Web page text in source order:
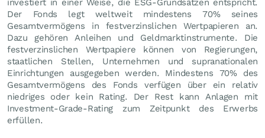
investiert in einer Weise, die ESG-Grundsätzen entspricht.
Der Fonds legt weltweit mindestens 70% seines
Gesamtvermögens in festverzinslichen Wertpapieren an.
Dazu gehören Anleihen und Geldmarktinstrumente. Die
festverzinslichen Wertpapiere können von Regierungen,
staatlichen Stellen, Unternehmen und supranationalen
Einrichtungen ausgegeben werden. Mindestens 70% des
Gesamtvermögens des Fonds verfügen über ein relativ
niedriges oder kein Rating. Der Rest kann Anlagen mit
Investment-Grade-Rating zum Zeitpunkt des Erwerbs
erfüllen.